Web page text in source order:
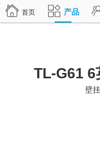
首页 产品
TL-G61 6
壁